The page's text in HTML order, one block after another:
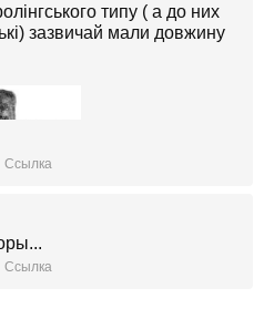
типу ( а до них
зазвичай мали довжину
Ссылка
Ссылка